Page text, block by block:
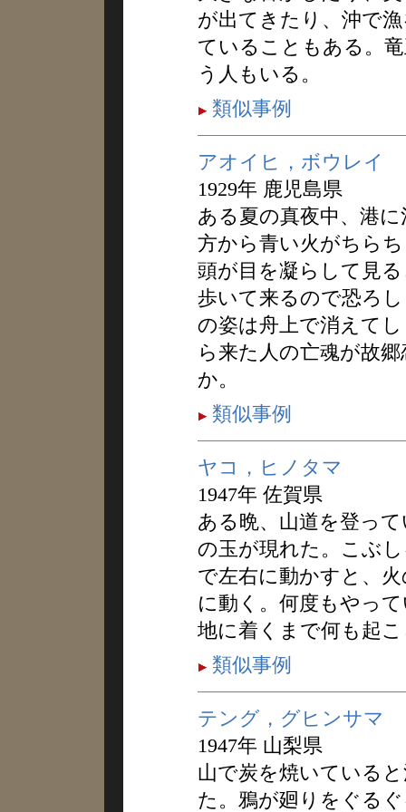
が出てきたり、沖で
ていることもある。
う人もいる。
類似事例
アオイヒ，ボウレイ
1929年 鹿児島県
ある夏の真夜中、港
方から青い火がちら
頭が目を凝らして見
歩いて来るので恐ろ
の姿は舟上で消えて
ら来た人の亡魂が故
か。
類似事例
ヤコ，ヒノタマ
1947年 佐賀県
ある晩、山道を登っ
の玉が現れた。こぶ
で左右に動かすと、
に動く。何度もやっ
地に着くまで何も起
類似事例
テング，グヒンサマ
1947年 山梨県
山で炭を焼いている
た。鴉が廻りをぐる